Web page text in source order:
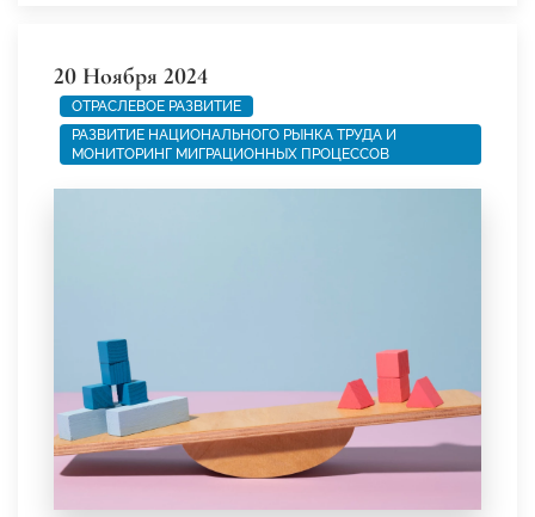
20 Ноября 2024
ОТРАСЛЕВОЕ РАЗВИТИЕ
РАЗВИТИЕ НАЦИОНАЛЬНОГО РЫНКА ТРУДА И
МОНИТОРИНГ МИГРАЦИОННЫХ ПРОЦЕССОВ